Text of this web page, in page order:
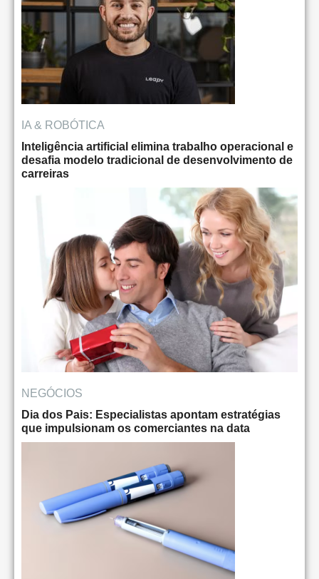
IA & ROBÓTICA
Inteligência artificial elimina trabalho operacional e
desafia modelo tradicional de desenvolvimento de
carreiras
NEGÓCIOS
Dia dos Pais: Especialistas apontam estratégias
que impulsionam os comerciantes na data